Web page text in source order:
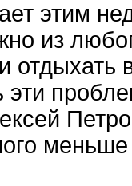
этим
из
отдыхать
эти